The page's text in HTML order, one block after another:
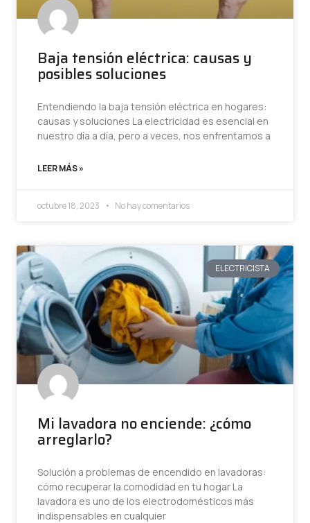
Baja tensión eléctrica: causas y
posibles soluciones
Entendiendo la baja tensión eléctrica en hogares:
causas y soluciones La electricidad es esencial en
nuestro día a día, pero a veces, nos enfrentamos a
LEER MÁS »
octubre 18, 2023 No hay comentarios
ELECTRICISTA
Mi lavadora no enciende: ¿cómo
arreglarlo?
Solución a problemas de encendido en lavadoras:
cómo recuperar la comodidad en tu hogar La
lavadora es uno de los electrodomésticos más
indispensables en cualquier